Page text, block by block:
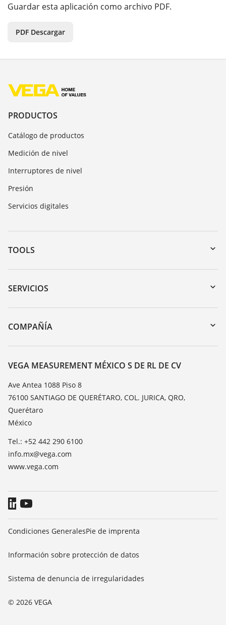
Guardar esta aplicación como archivo PDF.
PDF Descargar
PRODUCTOS
Catálogo de productos
Medición de nivel
Interruptores de nivel
Presión
Servicios digitales
TOOLS
Zona de descarga
Búsqueda por número de serie
DTM Collection/PACTware
SERVICIOS
Devolución de instrumentos
Cursos de formacion
TeamViewer
COMPAÑÍA
Acerca de VEGA
Contacto
Notícias
Prensa
Blog
VEGA MEASUREMENT MÉXICO S DE RL DE CV
Ave Antea 1088 Piso 8
76100 SANTIAGO DE QUERÉTARO, COL. JURICA, QRO,
Querétaro
México
Tel.: +52 442 290 6100
info.mx@vega.com
www.vega.com
© 2026 VEGA
Condiciones GeneralesPie de imprenta
Información sobre protección de datos
Sistema de denuncia de irregularidades